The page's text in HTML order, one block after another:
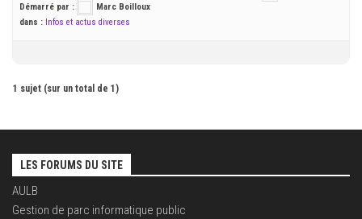
Démarré par :
Marc Boilloux
dans : Infos et actus diverses
1 sujet (sur un total de 1)
LES FORUMS DU SITE
AULB
Gestion de parc informatique public